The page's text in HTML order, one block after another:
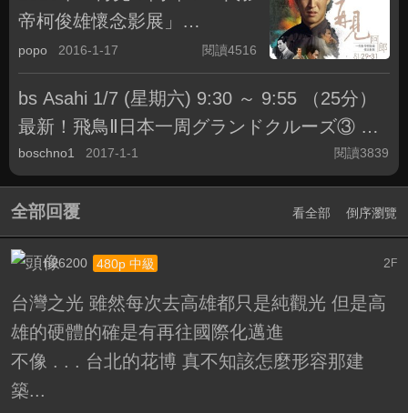
帝柯俊雄懷念影展」
(1/29~31-台北中山堂) 免費索
票，憑票入場
popo 2016-1-17 閱讀4516
bs Asahi 1/7 (星期六) 9:30 ～ 9:55 （25分）
最新！飛鳥Ⅱ日本一周グランドクルーズ③ 沖
縄、台湾、岩国
boschno1 2017-1-1 閱讀3839
全部回覆 看全部 倒序瀏覽
2 F
h26200 480p 中級
台灣之光 雖然每次去高雄都只是純觀光 但是高
雄的硬體的確是有再往國際化邁進
不像 . . . 台北的花博 真不知該怎麼形容那建
築...